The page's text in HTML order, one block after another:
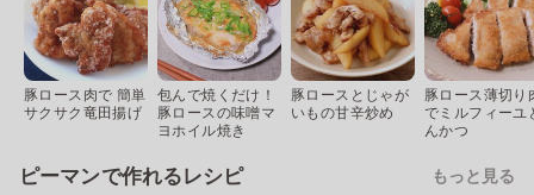
豚ロース肉で 簡単
サクサク竜田揚げ
包んで焼くだけ！
豚ロースの味噌マ
ヨホイル焼き
豚ロースとじゃが
いもの甘辛炒め
豚ロース薄切り
でミルフィーユ
んかつ
ピーマンで作れるレシピ もっと見る